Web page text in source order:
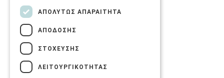
ΑΠΟΛΎΤΩΣ ΑΠΑΡΑΊΤΗΤΑ
ΑΠΌΔΟΣΗΣ
ΣΤΌΧΕΥΣΗΣ
ΛΕΙΤΟΥΡΓΙΚΌΤΗΤΑΣ